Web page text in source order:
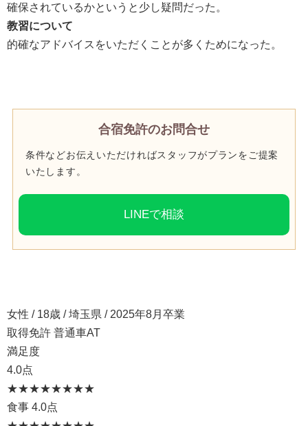
確保されているかというと少し疑問だった。
教習について
的確なアドバイスをいただくことが多くためになった。
合宿免許のお問合せ
条件などお伝えいただければスタッフがプランをご提案
いたします。
LINEで相談
女性 / 18歳 / 埼玉県 / 2025年8月卒業
取得免許 普通車AT
満足度
4.0点
★★★★★★★★
食事 4.0点